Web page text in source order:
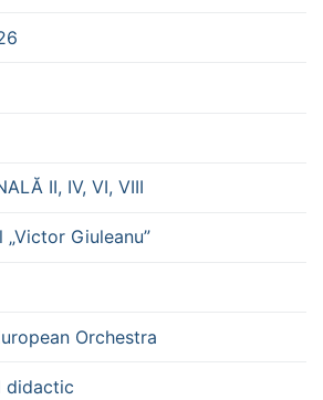
II, IV, VI, VIII
Giuleanu”
Orchestra
didactic